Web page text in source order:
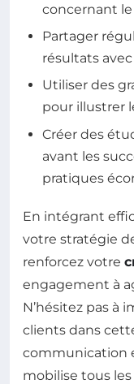
concernant
Partager
résultats
Utiliser des
pour illustrer
Créer des
avant les
pratiques
En intégrant
votre stratégie
renforcez votre
engagement à
N’hésitez pas à
clients dans
communication
mobilise tous